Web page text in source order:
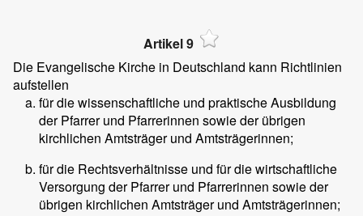
Artikel 9
Die Evangelische Kirche in Deutschland kann Richtlinien
aufstellen
für die wissenschaftliche und praktische Ausbildung
der Pfarrer und Pfarrerinnen sowie der übrigen
kirchlichen Amtsträger und Amtsträgerinnen;
für die Rechtsverhältnisse und für die wirtschaftliche
Versorgung der Pfarrer und Pfarrerinnen sowie der
übrigen kirchlichen Amtsträger und Amtsträgerinnen;